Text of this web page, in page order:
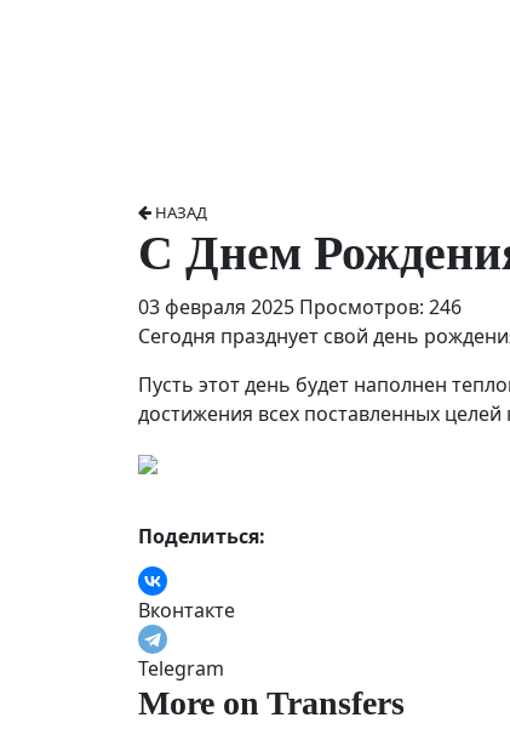
НАЗАД
С Днем
03 февраля 2025 Просмотров: 246
Сегодня празднует свой день
Пусть этот день будет наполнен
достижения всех поставленных целей
Поделиться:
Вконтакте
Telegram
More on Transfers